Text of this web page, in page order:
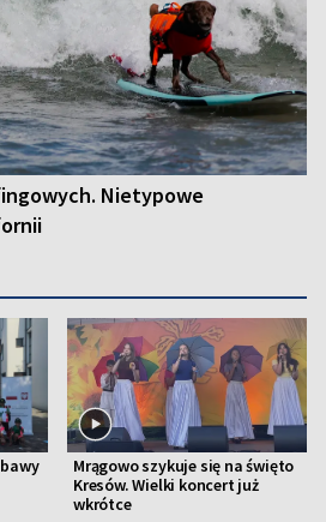
Nietypowe
Mrągowo szykuje się na święto
Kresów. Wielki koncert już
wkrótce